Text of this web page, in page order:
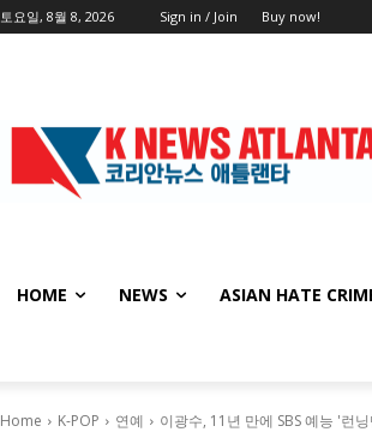
토요일, 8월 8, 2026 Sign in / Join Buy now!
HOME NEWS ASIAN HATE
Home K-POP 연예 이광수, 11년 만에 SBS 예능 '런